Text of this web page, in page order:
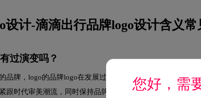
设计-滴滴出行品牌logo设计含义
过演变吗？
品牌，logo的品牌logo在发展过程中经历了持续优化与迭代
跟时代审美潮流，同时保持品牌核心识别元素的延续性，使
您好，需